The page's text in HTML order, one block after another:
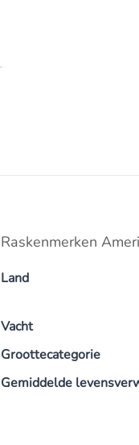
Raskenmerken
Land
Vacht
Groottecategorie
Gemiddelde